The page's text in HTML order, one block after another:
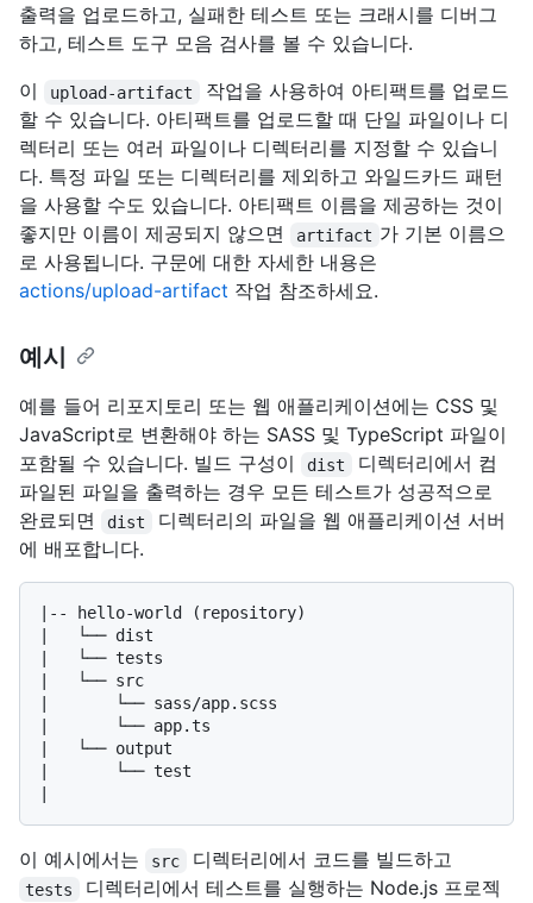
출력을 업로드하고, 실패한 테스트 또는 크래시를 디버그
하고, 테스트 도구 모음 검사를 볼 수 있습니다.
이
upload-artifact
작업을 사용하여 아티팩트를 업로드
할 수 있습니다. 아티팩트를 업로드할 때 단일 파일이나 디
렉터리 또는 여러 파일이나 디렉터리를 지정할 수 있습니
다. 특정 파일 또는 디렉터리를 제외하고 와일드카드 패턴
을 사용할 수도 있습니다. 아티팩트 이름을 제공하는 것이
좋지만 이름이 제공되지 않으면
artifact 가 기본 이름으
로 사용됩니다. 구문에 대한 자세한 내용은
actions/upload-artifact 작업 참조하세요.
예시
예를 들어 리포지토리 또는 웹 애플리케이션에는 CSS 및
JavaScript로 변환해야 하는 SASS 및 TypeScript 파일이
포함될 수 있습니다. 빌드 구성이
dist
디렉터리에서 컴
파일된 파일을 출력하는 경우 모든 테스트가 성공적으로
완료되면
dist
디렉터리의 파일을 웹 애플리케이션 서버
에 배포합니다.
|-- hello-world (repository)
|   └── dist
|   └── tests
|   └── src
|       └── sass/app.scss
|       └── app.ts
|   └── output
|       └── test
이 예시에서는 src 디렉터리에서 코드를 빌드하고
tests
디렉터리에서 테스트를 실행하는 Node.js 프로젝